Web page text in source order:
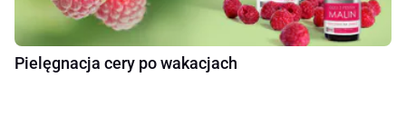
Pielęgnacja cery po wakacjach